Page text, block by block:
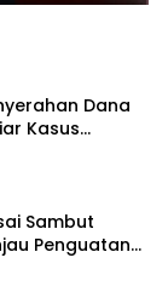
Dana
Kasus
Sambut
Penguatan